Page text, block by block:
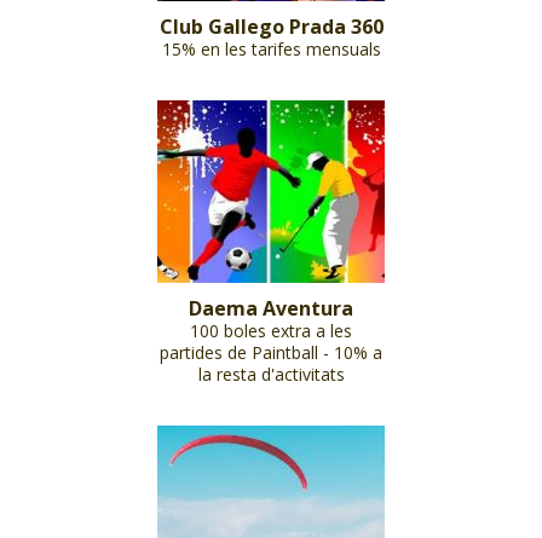
Club Gallego Prada 360
15% en les tarifes mensuals
Daema Aventura
100 boles extra a les
partides de Paintball - 10% a
la resta d'activitats